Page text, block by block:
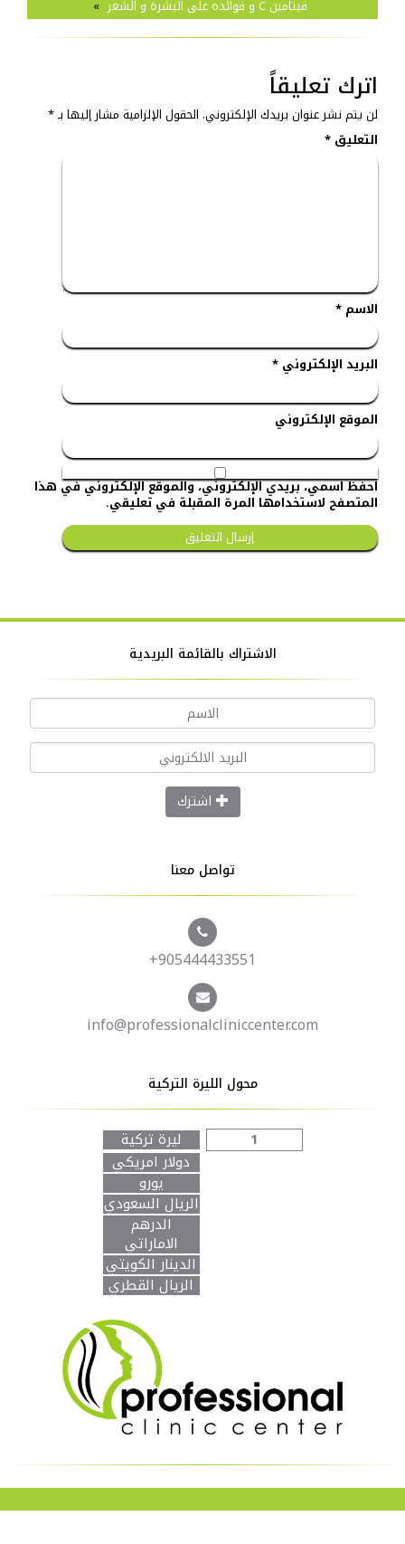
فيتامين C و فوائده على البشرة و الشعر »
اترك تعليقاً
لن يتم نشر عنوان بريدك الإلكتروني. الحقول الإلزامية مشار إليها بـ*
التعليق *
الاسم *
البريد الإلكتروني *
الموقع الإلكتروني
احفظ اسمي، بريدي الإلكتروني، والموقع الإلكتروني في هذا
المتصفح لاستخدامها المرة المقبلة في تعليقي.
الاشتراك بالقائمة البريدية
اشترك
تواصل معنا
+905444433551
info@professionalcliniccenter.com
محول الليرة التركية
ليرة تركية
دولار امريكي
يورو
الريال السعودي
الدرهم
الاماراتي
الدينار الكويتي
الريال القطري